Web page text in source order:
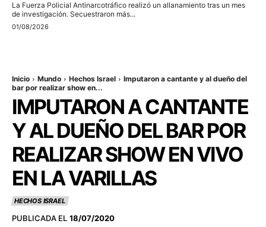
La Fuerza Policial Antinarcotráfico realizó un allanamiento tras un mes
de investigación. Secuestraron más...
01/08/2026